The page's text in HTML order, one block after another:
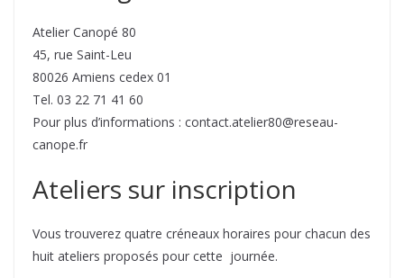
Atelier Canopé 80
45, rue Saint-Leu
80026 Amiens cedex 01
Tel. 03 22 71 41 60
Pour plus d’informations : contact.atelier80@reseau-
canope.fr
Ateliers sur inscription
Vous trouverez quatre créneaux horaires pour chacun des
huit ateliers proposés pour cette journée.